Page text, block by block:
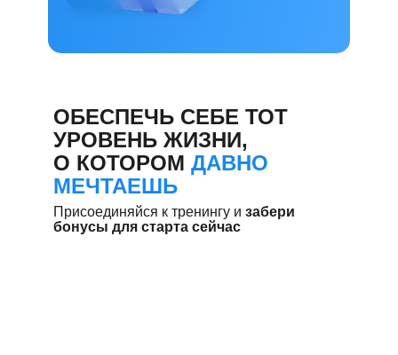
ОБЕСПЕЧЬ СЕБЕ ТОТ
УРОВЕНЬ ЖИЗНИ,
О КОТОРОМ ДАВНО
МЕЧТАЕШЬ
Присоединяйся к тренингу и забери
бонусы для старта сейчас